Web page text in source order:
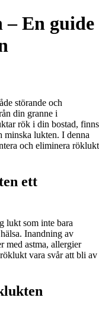
– En guide
störande och
din granne i
rök i din bostad, finns
minska lukten. I denna
och eliminera röklukt
ett
lukt som inte bara
Inandning av
med astma, allergier
vara svår att bli av